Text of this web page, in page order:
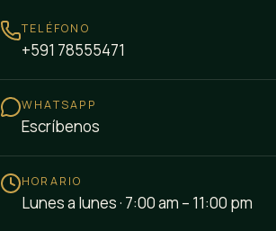
TELÉFONO
+591 78555471
WHATSAPP
Escríbenos
HORARIO
Lunes a lunes · 7:00 am – 11:00 pm